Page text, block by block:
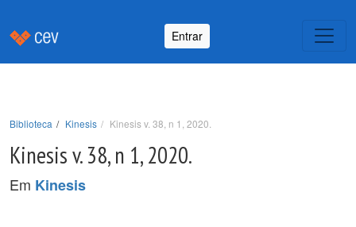
Entrar
Biblioteca Kinesis Kinesis v. 38, n 1, 2020.
Kinesis v. 38, n 1, 2020.
Em Kinesis